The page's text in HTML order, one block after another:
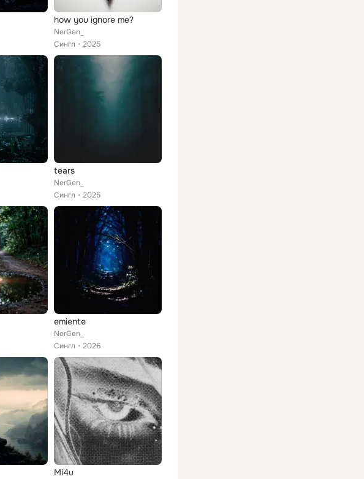
how you ignore me?
NerGen_
Сингл
2025
tears
NerGen_
Сингл
2025
emiente
NerGen_
Сингл
2026
Mi4u